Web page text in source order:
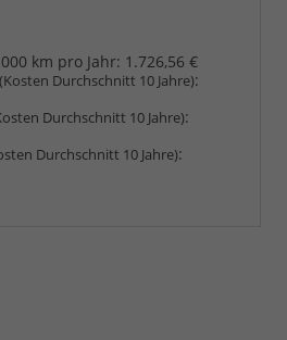
km pro Jahr: 1.726,56 €
(Kosten Durchschnitt 10 Jahre):
Durchschnitt 10 Jahre):
Durchschnitt 10 Jahre):